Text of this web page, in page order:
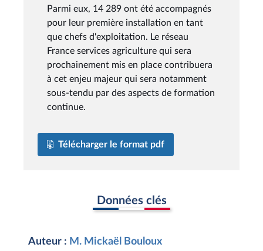
Parmi eux, 14 289 ont été accompagnés
pour leur première installation en tant
que chefs d'exploitation. Le réseau
France services agriculture qui sera
prochainement mis en place contribuera
à cet enjeu majeur qui sera notamment
sous-tendu par des aspects de formation
continue.
Télécharger le format pdf
Données clés
Auteur : M. Mickaël Bouloux